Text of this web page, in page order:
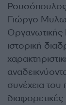
Γιώργο
Οργανωτικής
ιστορική
συνέχεια του